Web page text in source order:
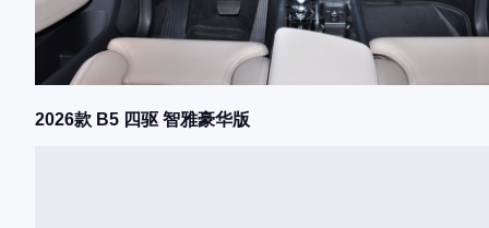
2026款 B5 四驱 智雅豪华版